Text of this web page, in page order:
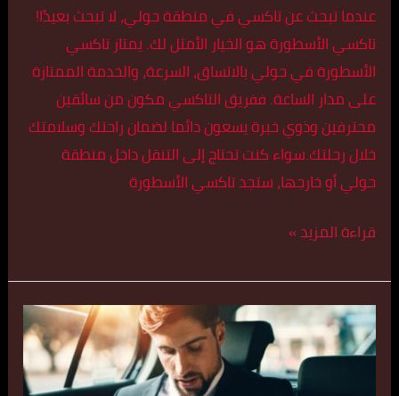
عندما تبحث عن تاكسي في منطقة حولي، لا تبحث بعيدًا!
تاكسي الأسطورة هو الخيار الأمثل لك. يمتاز تاكسي
الأسطورة في حولي بالاتساق، السرعة، والخدمة الممتازة
على مدار الساعة. ففريق التاكسي مكون من سائقين
محترفين وذوي خبرة يسعون دائما لضمان راحتك وسلامتك
خلال رحلتك.سواء كنت تحتاج إلى التنقل داخل منطقة
حولي أو خارجها، ستجد تاكسي الأسطورة
قراءة المزيد »
تكسي
كبير